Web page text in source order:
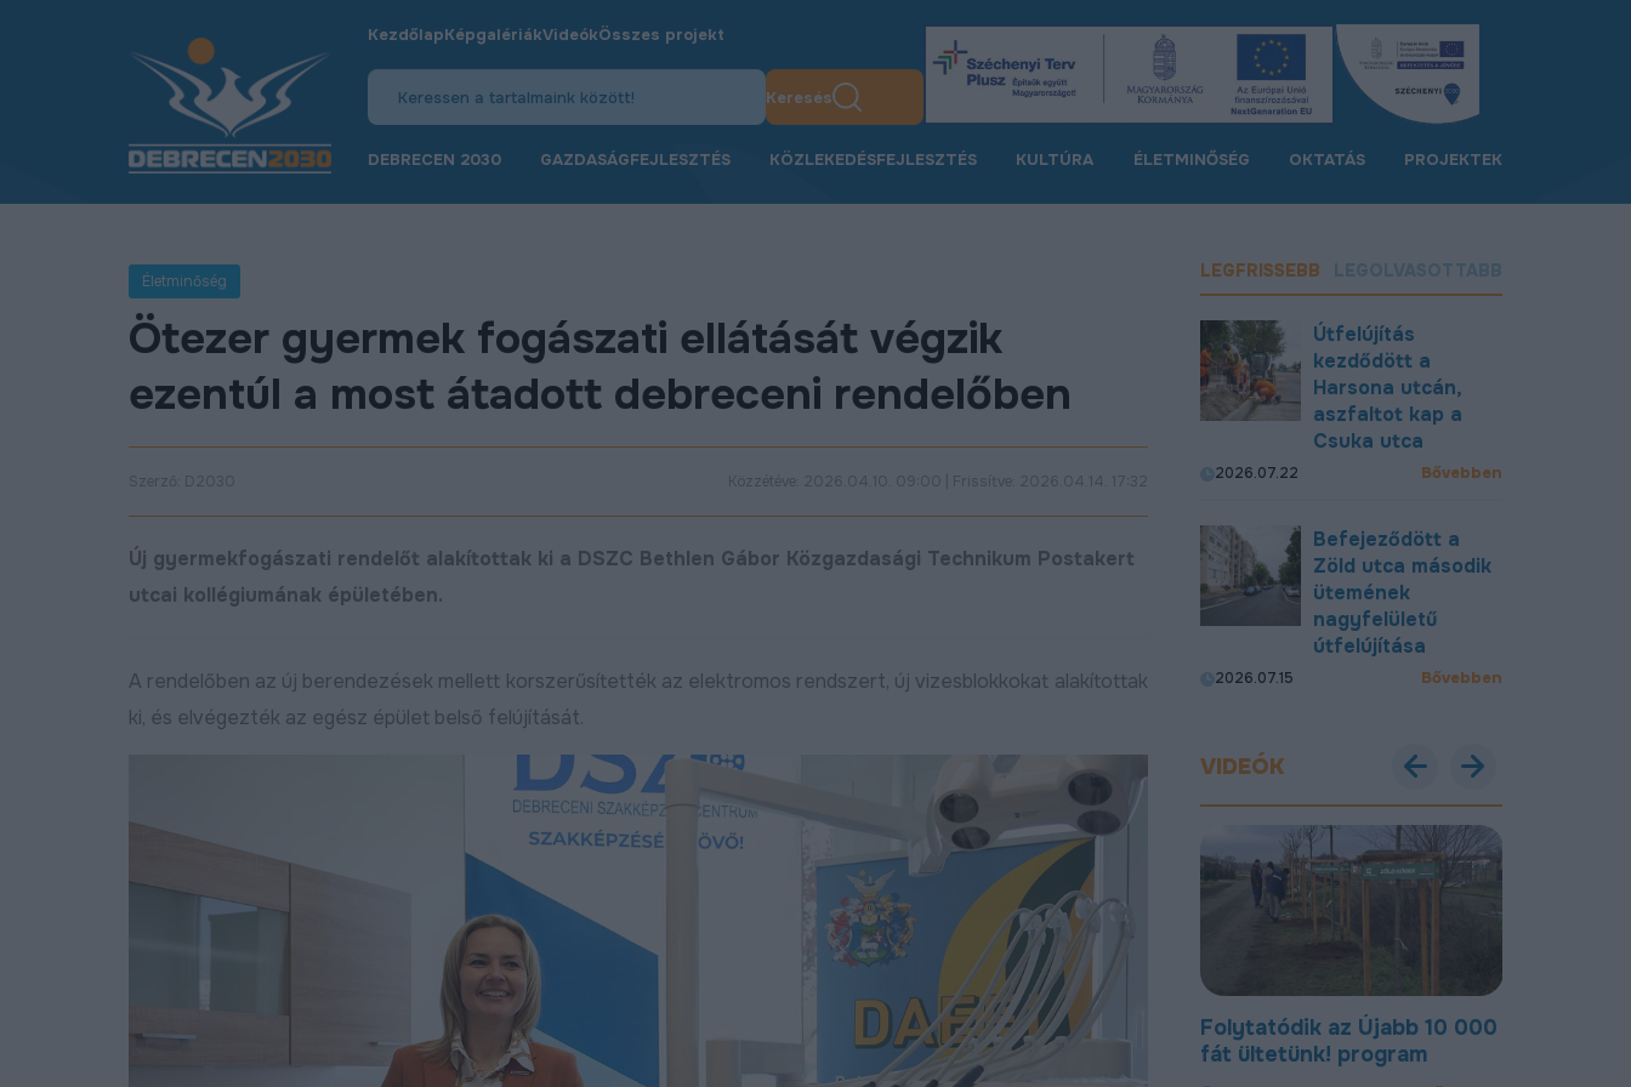
KezdőlapKépgalériákVideókÖsszes projekt
Keresés
DEBRECEN 2030 GAZDASÁGFEJLESZTÉS KÖZLEKEDÉSFEJLESZTÉS KULTÚRA ÉLETMINŐSÉG OKTATÁS PROJEKTEK
Életminőség
Ötezer gyermek fogászati ellátását végzik
ezentúl a most átadott debreceni rendelőben
Szerző: D2030 Közzétéve: 2026.04.10. 09:00 | Frissítve: 2026.04.14. 17:32
Új gyermekfogászati rendelőt alakítottak ki a DSZC Bethlen Gábor Közgazdasági Technikum Postakert
utcai kollégiumának épületében.
A rendelőben az új berendezések mellett korszerűsítették az elektromos rendszert, új vizesblokkokat alakítottak
ki, és elvégezték az egész épület belső felújítását.
LEGFRISSEBB
Útfelújítás
kezdődött a
Harsona utcán,
aszfaltot kap a
Csuka utca
2026.07.22 Bővebben
Befejeződött a
Zöld utca második
ütemének
nagyfelületű
útfelújítása
2026.07.15 Bővebben
VIDEÓK
bekötőutat kapott
Megújult a Barna utca
2024.11.07 Bővebben
Új utat építenek Debreceni
déli városrészében
Folytatódik az Újabb 10 000
fát ültetünk! program
Most már új, aszfaltozott
úton lehet közlekedni a
Gohér és a Délibáb